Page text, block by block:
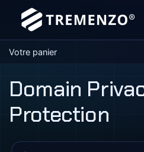
Votre panier
Domain
Protection